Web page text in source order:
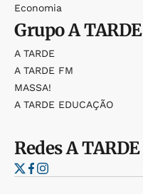
Economia
GrupoA TARDE
A TARDE
A TARDE FM
MASSA!
A TARDE EDUCAÇÃO
RedesA TARDE